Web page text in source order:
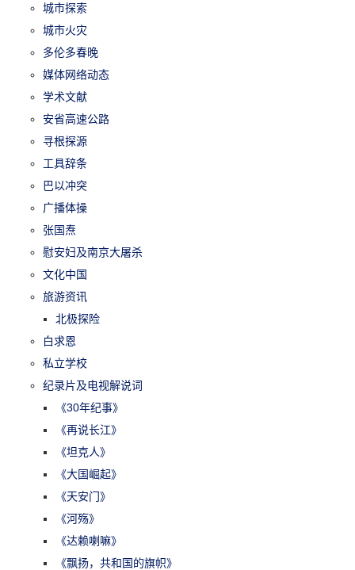
城市探索
城市火灾
多伦多春晚
媒体网络动态
学术文献
安省高速公路
寻根探源
工具辞条
巴以冲突
广播体操
张国焘
慰安妇及南京大屠杀
文化中国
旅游资讯
北极探险
白求恩
私立学校
纪录片及电视解说词
《30年纪事》
《再说长江》
《坦克人》
《大国崛起》
《天安门》
《河殇》
《达赖喇嘛》
《飘扬，共和国的旗帜》